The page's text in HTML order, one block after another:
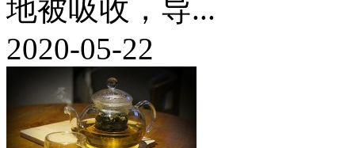
地被吸收，导...
2020-05-22